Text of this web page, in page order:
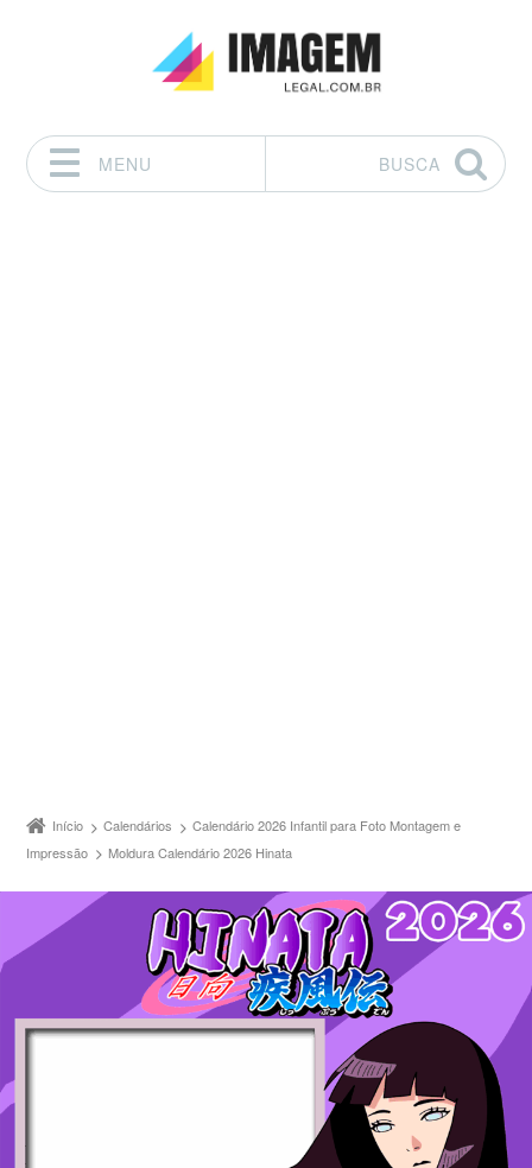
MENU
BUSCA
Início Calendários
Calendário 2026 Infantil para Foto Montagem e
Impressão
Moldura Calendário 2026 Hinata